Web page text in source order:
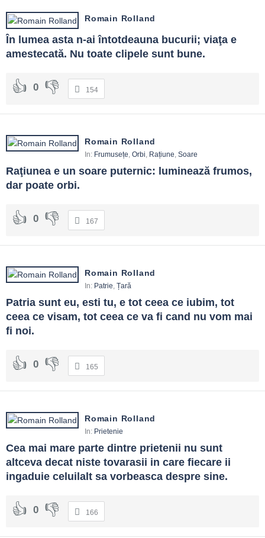
Romain Rolland
În lumea asta n-ai întotdeauna bucurii; viaţa e
amestecată. Nu toate clipele sunt bune.
0 154
Romain Rolland
In: Frumusețe Orbi Rațiune Soare
Raţiunea e un soare puternic: luminează frumos,
dar poate orbi.
0 167
Romain Rolland
In: Patrie Țară
Patria sunt eu, esti tu, e tot ceea ce iubim, tot
ceea ce visam, tot ceea ce va fi cand nu vom mai
fi noi.
0 165
Romain Rolland
In: Prietenie
Cea mai mare parte dintre prietenii nu sunt
altceva decat niste tovarasii in care fiecare ii
ingaduie celuilalt sa vorbeasca despre sine.
0 166